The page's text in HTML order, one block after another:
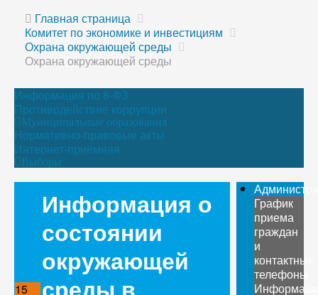
Главная страница
Комитет по экономике и инвестициям
Охрана окружающей среды
Охрана окружающей среды
Информация по 8-ФЗ
Противодействие коррупции
Муниципальные образования
Нормативно-правовые акты
Интернет-приёмная
Выборы
15
Информация о
состоянии
окружающей
График
приема
граждан
и
контактные
телефоны